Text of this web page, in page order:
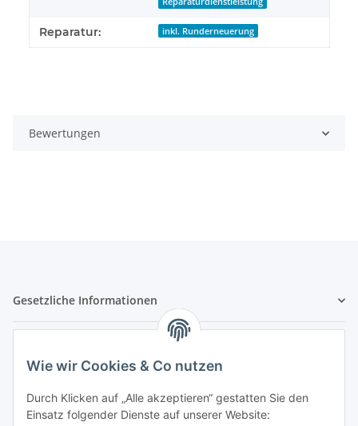
Wie wir Cookies & Co nutzen
Durch Klicken auf „Alle akzeptieren“ gestatten Sie den
Einsatz folgender Dienste auf unserer Website:
Reparatur: inkl. Runderneuerung
Bewertungen
Gesetzliche Informationen